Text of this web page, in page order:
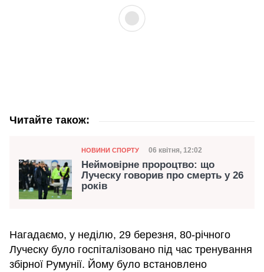
Читайте також:
Категорія
НОВИНИ СПОРТУ Дата публікації
06 квітня, 12:02
Неймовірне пророцтво: що
Луческу говорив про смерть у 26
років
Нагадаємо, у неділю, 29 березня, 80-річного
Луческу було госпіталізовано під час тренування
збірної Румунії. Йому було встановлено